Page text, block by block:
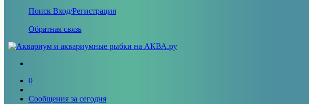
Поиск Вход/Регистрация
Обратная связь
0
Сообщения за сегодня